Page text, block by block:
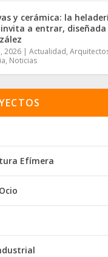
y cerámica: la
a entrar, diseñada
2026 |Actualidad,
, Noticias
Efímera